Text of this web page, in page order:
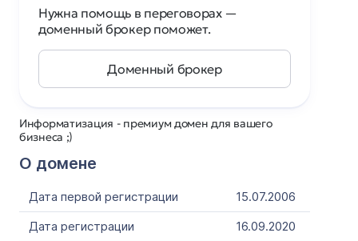
Информатизация - премиум домен для вашего
бизнеса ;)
О домене
Дата первой регистрации
15.07.2006
Дата регистрации
16.09.2020
Нужна помощь в переговорах —
доменный брокер поможет.
Доменный брокер